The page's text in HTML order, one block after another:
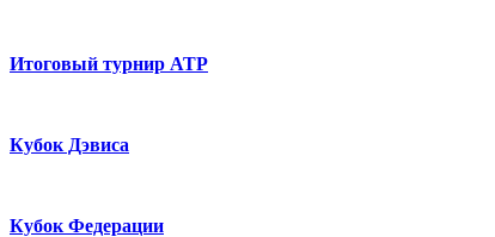
Итоговый турнир ATP
Кубок Дэвиса
Кубок Федерации